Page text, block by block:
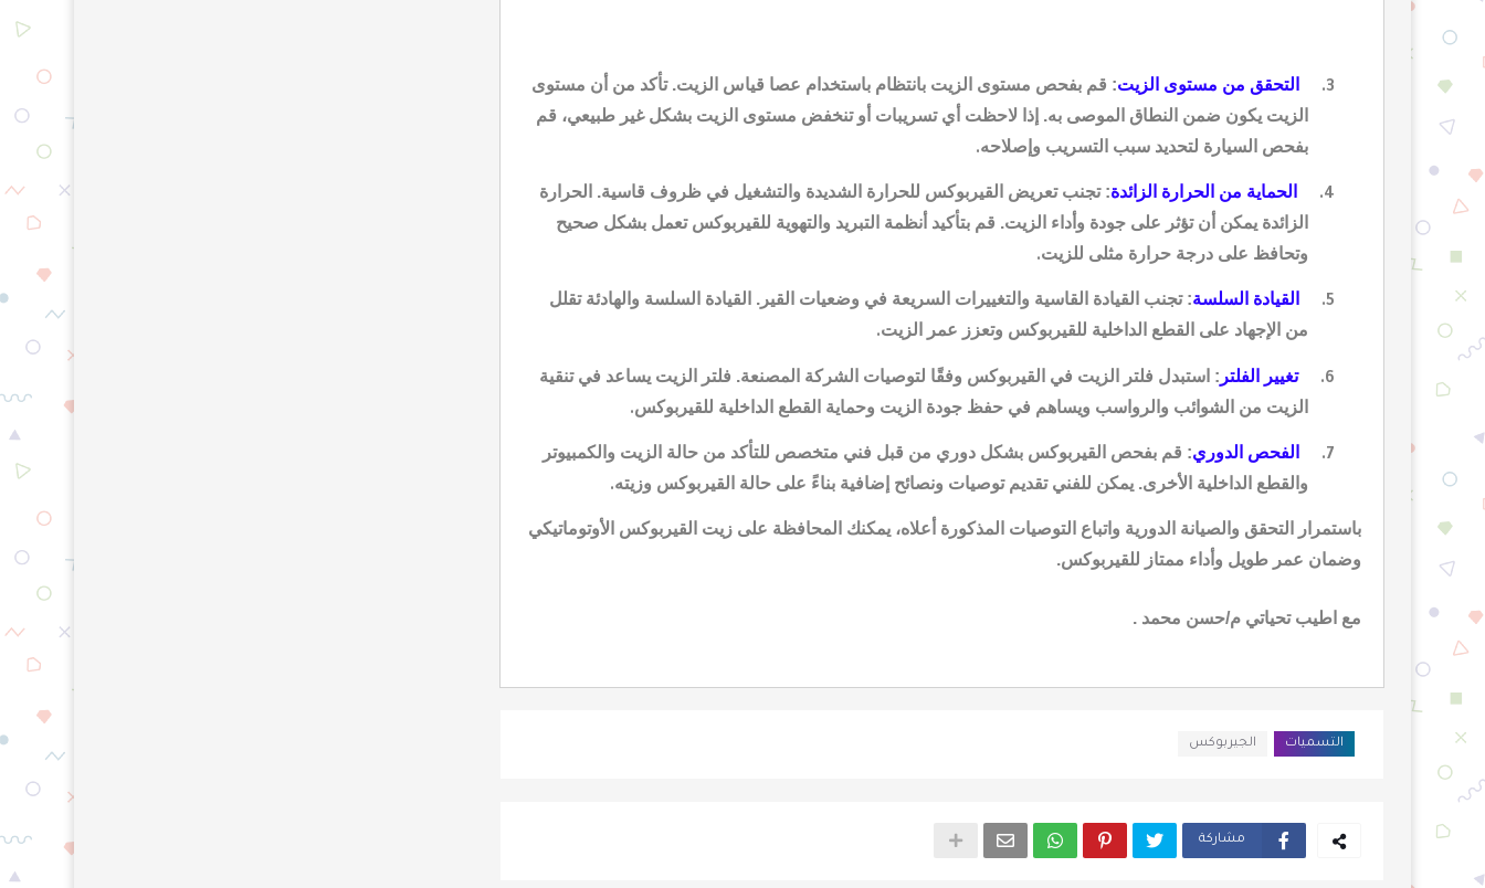
3. التحقق من مستوى الزيت: قم بفحص مستوى الزيت بانتظام باستخدام عصا قياس الزيت. تأكد من أن مستوى
الزيت يكون ضمن النطاق الموصى به. إذا لاحظت أي تسريبات أو تنخفض مستوى الزيت بشكل غير طبيعي، قم
بفحص السيارة لتحديد سبب التسريب وإصلاحه.
4. الحماية من الحرارة الزائدة: تجنب تعريض القيربوكس للحرارة الشديدة والتشغيل في ظروف قاسية. الحرارة
الزائدة يمكن أن تؤثر على جودة وأداء الزيت. قم بتأكيد أنظمة التبريد والتهوية للقيربوكس تعمل بشكل صحيح
وتحافظ على درجة حرارة مثلى للزيت.
5. القيادة السلسة: تجنب القيادة القاسية والتغييرات السريعة في وضعيات القير. القيادة السلسة والهادئة تقلل
من الإجهاد على القطع الداخلية للقيربوكس وتعزز عمر الزيت.
6. تغيير الفلتر : استبدل فلتر الزيت في القيربوكس وفقًا لتوصيات الشركة المصنعة. فلتر الزيت يساعد في تنقية
الزيت من الشوائب والرواسب ويساهم في حفظ جودة الزيت وحماية القطع الداخلية للقيربوكس.
7. الفحص الدوري: قم بفحص القيربوكس بشكل دوري من قبل فني متخصص للتأكد من حالة الزيت والكمبيوتر
والقطع الداخلية الأخرى. يمكن للفني تقديم توصيات ونصائح إضافية بناءً على حالة القيربوكس وزيته.
باستمرار التحقق والصيانة الدورية واتباع التوصيات المذكورة أعلاه، يمكنك المحافظة على زيت القيربوكس الأوتوماتيكي
وضمان عمر طويل وأداء ممتاز للقيربوكس.
مع اطيب تحياتي م/حسن محمد .
التسميات الجيربوكس
مشاركة